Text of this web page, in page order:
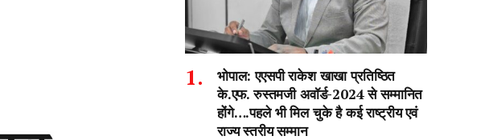
भोपाल: एएसपी राकेश‌ खाखा प्रतिष्ठित
के.एफ. रुस्तमजी अवॉर्ड-2024 से सम्मानित
होंगे….पहले भी मिल चुके है कई राष्ट्रीय एवं
राज्य स्तरीय सम्मान